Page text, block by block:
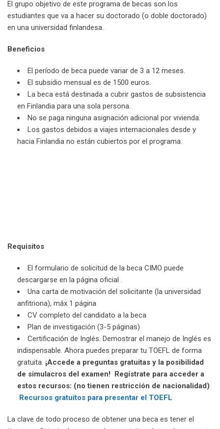
El grupo objetivo de este programa de becas son los
estudiantes que va a hacer su doctorado (o doble doctorado)
en una universidad finlandesa.
Beneficios
El período de beca puede variar de 3 a 12 meses.
El subsidio mensual es de 1500 euros.
La beca está destinada a cubrir gastos de subsistencia
en Finlandia para una sola persona.
No se paga ninguna asignación adicional por vivienda.
Los gastos debidos a viajes internacionales desde y
hacia Finlandia no están cubiertos por el programa.
Requisitos
El formulario de solicitud de la beca CIMO puede
descargarse en la página oficial .
Una carta de motivación del solicitante (la universidad
anfitriona), máx 1 página
CV completo del candidato a la beca
Plan de investigación (3-5 páginas)
Certificación de Inglés. Demostrar el manejo de Inglés es
indispensable. Ahora puedes preparar tu TOEFL de forma
gratuita. ¡Accede a preguntas gratuitas y la posibilidad
de simulacros del examen! Regístrate para acceder a
estos recursos: (no tienen restricción de nacionalidad)
Recursos gratuitos para presentar el TOEFL
La clave de todo proceso de obtener una beca es tener el